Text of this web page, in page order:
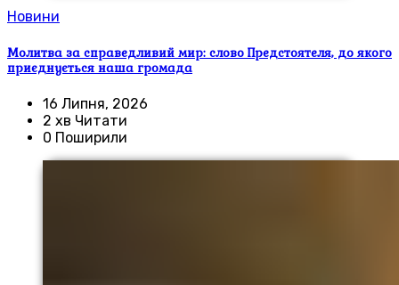
Новини
Молитва за справедливий мир: слово Предстоятеля, до якого
приєднується наша громада
16 Липня, 2026
2 хв Читати
0 Поширили